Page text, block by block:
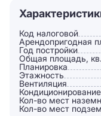
Код налоговой
Арендопригодная
Год постройки
Общая площадь,
Планировка
Этажность
Вентиляция
Кондиционирование
Кол-во мест
Кол-во мест